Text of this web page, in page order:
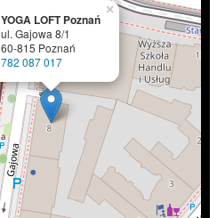
YOGA LOFT Poznań
ul. Gajowa 8/1
60-815 Poznań
782 087 017
×